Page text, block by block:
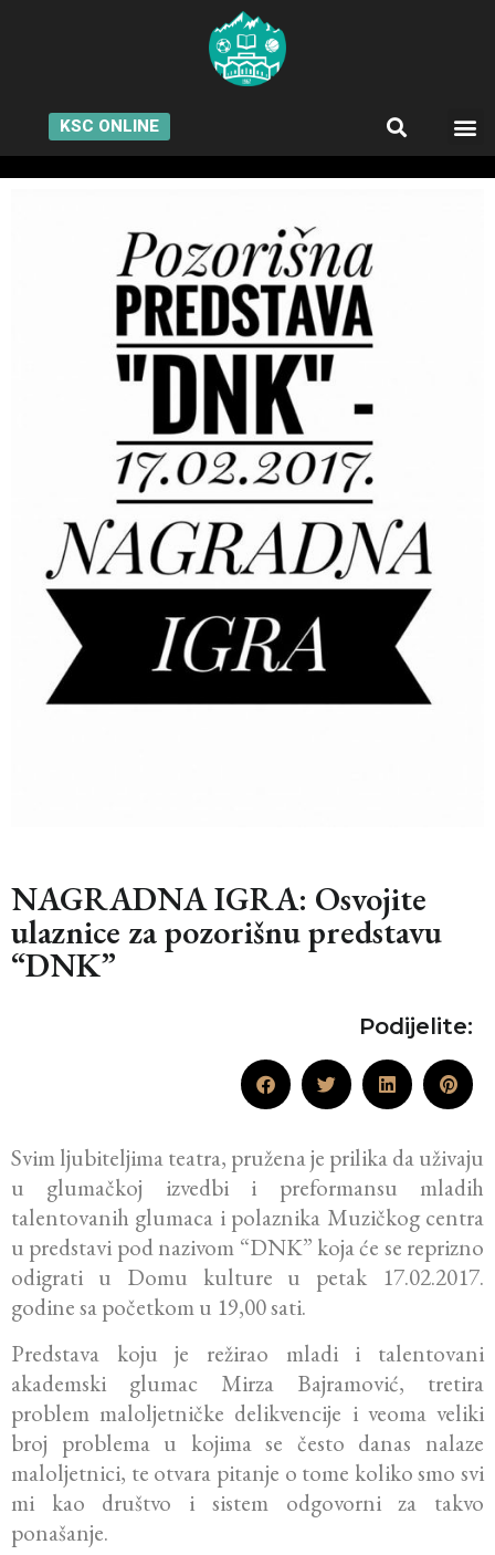
KSC ONLINE
NAGRADNA IGRA: Osvojite
ulaznice za pozorišnu predstavu
“DNK”
Podijelite:
Svim ljubiteljima teatra, pružena je prilika da uživaju
u glumačkoj izvedbi i preformansu mladih
talentovanih glumaca i polaznika Muzičkog centra
u predstavi pod nazivom “DNK” koja će se reprizno
odigrati u Domu kulture u petak 17.02.2017.
godine sa početkom u 19,00 sati.
Predstava koju je režirao mladi i talentovani
akademski glumac Mirza Bajramović, tretira
problem maloljetničke delikvencije i veoma veliki
broj problema u kojima se često danas nalaze
maloljetnici, te otvara pitanje o tome koliko smo svi
mi kao društvo i sistem odgovorni za takvo
ponašanje.